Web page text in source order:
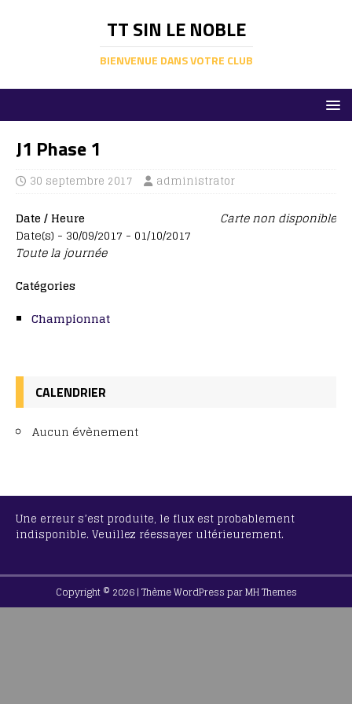
TT SIN LE NOBLE
BIENVENUE DANS VOTRE CLUB
J1 Phase 1
30 septembre 2017 administrator
Carte non disponible
Date / Heure
Date(s) - 30/09/2017 - 01/10/2017
Toute la journée
Catégories
Championnat
CALENDRIER
Aucun évènement
Une erreur s’est produite, le flux est probablement
indisponible. Veuillez réessayer ultérieurement.
Copyright © 2026 | Thème WordPress parMH Themes